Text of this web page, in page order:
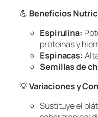
💪 Beneficios
Espirulina:
proteínas y
Espinacas:
Semillas de
💡Variaciones y
Sustituye el